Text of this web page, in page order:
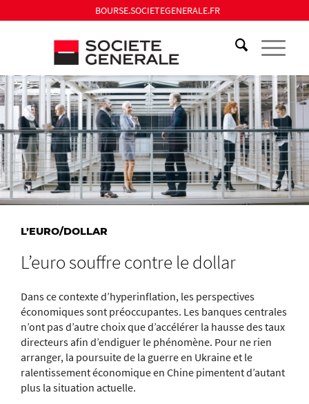
BOURSE.SOCIETEGENERALE.FR
L’EURO/DOLLAR
L’euro souffre contre le dollar
Dans ce contexte d’hyperinflation, les perspectives
économiques sont préoccupantes. Les banques centrales
n’ont pas d’autre choix que d’accélérer la hausse des taux
directeurs afin d’endiguer le phénomène. Pour ne rien
arranger, la poursuite de la guerre en Ukraine et le
ralentissement économique en Chine pimentent d’autant
plus la situation actuelle.